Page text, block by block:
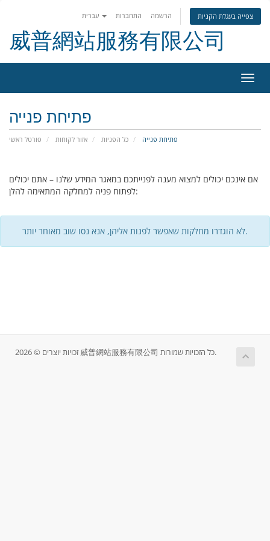
התחברות הרשמה צפייה בעגלת הקניות
威普網站服務有限公司
ניווט
פתיחת פנייה
פורטל ראשי אזור לקוחות כל הפניות פתיחת פנייה
אם אינכם יכולים למצוא מענה לפנייתכם במאגר המידע שלנו – אתם יכולים
לפתוח פניה למחלקה המתאימה להלן:
לא הוגדרו מחלקות שאפשר לפנות אליהן, אנא נסו שוב מאוחר יותר.
זכויות יוצרים © 2026 威普網站服務有限公司 כל הזכויות שמורות.